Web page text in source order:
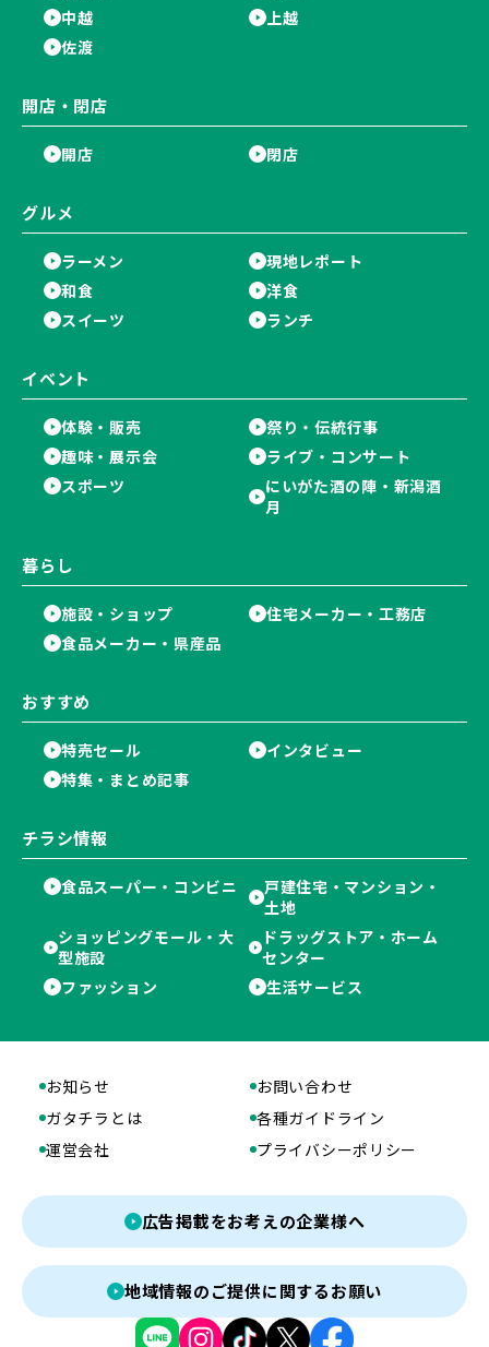
中越
上越
佐渡
開店・閉店
開店 閉店
グルメ
ラーメン
現地レポート
和食
洋食
スイーツ
ランチ
イベント
体験・販売
祭り・伝統行事
趣味・展示会
ライブ・コンサート
スポーツ
にいがた酒の陣・新潟酒
月
暮らし
施設・ショップ
住宅メーカー・工務店
食品メーカー・県産品
おすすめ
特売セール
インタビュー
特集・まとめ記事
チラシ情報
食品スーパー・コンビニ
戸建住宅・マンション・
土地
ショッピングモール・大
型施設
ドラッグストア・ホーム
センター
ファッション
生活サービス
お知らせ
お問い合わせ
ガタチラとは
各種ガイドライン
運営会社
プライバシーポリシー
広告掲載をお考えの企業様へ
地域情報のご提供に関するお願い